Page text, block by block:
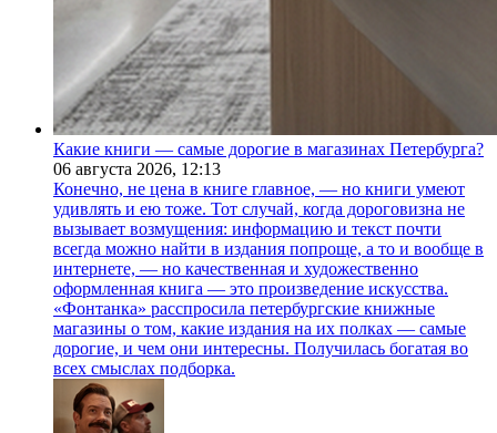
Какие книги — самые дорогие в магазинах Петербурга?
06 августа 2026, 12:13
Конечно, не цена в книге главное, — но книги умеют
удивлять и ею тоже. Тот случай, когда дороговизна не
вызывает возмущения: информацию и текст почти
всегда можно найти в издания попроще, а то и вообще в
интернете, — но качественная и художественно
оформленная книга — это произведение искусства.
«Фонтанка» расспросила петербургские книжные
магазины о том, какие издания на их полках — самые
дорогие, и чем они интересны. Получилась богатая во
всех смыслах подборка.